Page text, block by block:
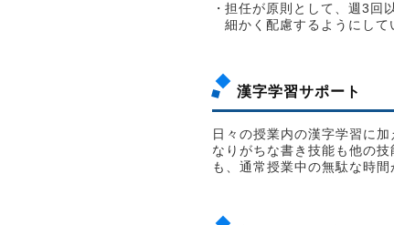
担任が原則として、週3回
細かく配慮するようにして
漢字学習サポート
日々の授業内の漢字学習に
なりがちな書き技能も他の
も、通常授業中の無駄な時